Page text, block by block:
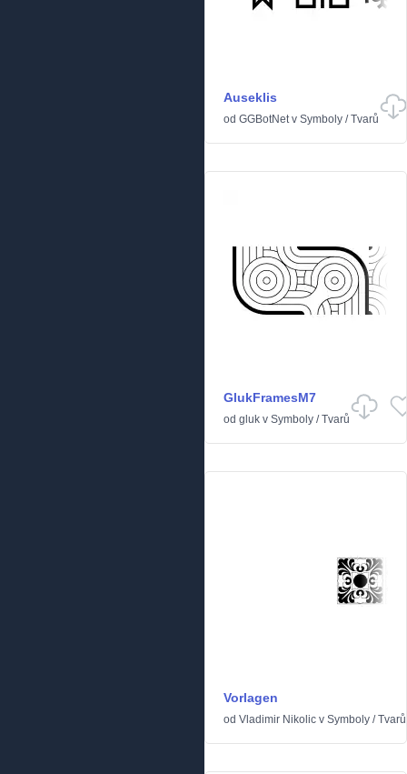
Auseklis
od GGBotNetv Symboly /Tvarů
GlukFramesM7
od gluk v Symboly /Tvarů
Vorlagen
od Vladimir Nikolic v Symboly /Tvarů